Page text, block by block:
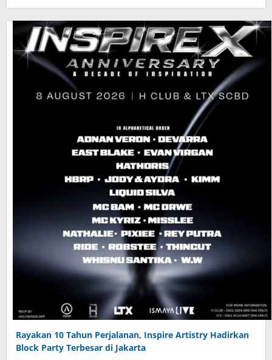
Rayakan 10 Tahun Perjalanan, Inspire Artistry Hadirkan
Block Party Terbesar di Jakarta